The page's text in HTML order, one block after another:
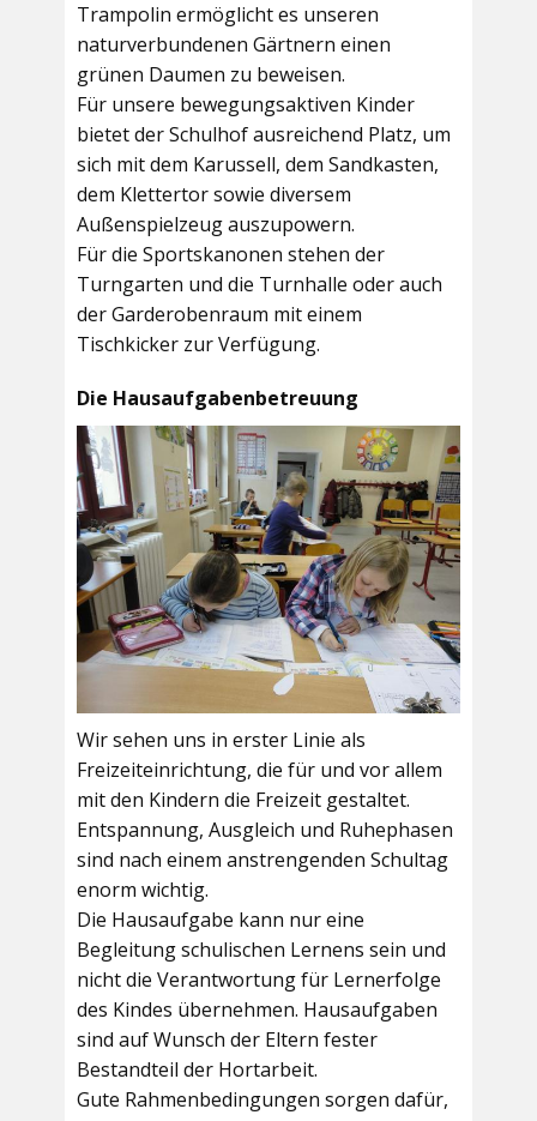
Trampolin ermöglicht es unseren
naturverbundenen Gärtnern einen
grünen Daumen zu beweisen.
Für unsere bewegungsaktiven Kinder
bietet derSchulhofausreichend Platz, um
sich mit dem Karussell, dem Sandkasten,
dem Klettertor sowie diversem
Außenspielzeug auszupowern.
Für die Sportskanonen stehen der
Turngarten und die Turnhalle oder auch
derGarderobenraum mit einem
Tischkicker zur Verfügung.
Die Hausaufgabenbetreuung
Wir sehen uns in erster Linie als
Freizeiteinrichtung, die für und vor allem
mit den Kindern die Freizeit gestaltet.
Entspannung, Ausgleich und Ruhephasen
sind nach einem anstrengenden Schultag
enorm wichtig.
Die Hausaufgabe kann nur eine
Begleitung schulischen Lernens sein und
nicht die Verantwortung für Lernerfolge
des Kindes übernehmen. Hausaufgaben
sind auf Wunsch der Eltern fester
Bestandteil der Hortarbeit.
Gute Rahmenbedingungen sorgen dafür,